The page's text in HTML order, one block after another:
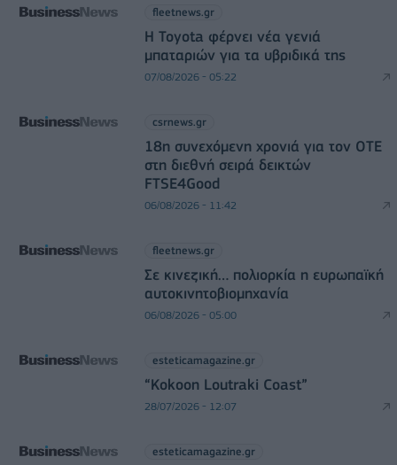
fleetnews.gr
Η Toyota φέρνει νέα γενιά
μπαταριών για τα υβριδικά της
07/08/2026 - 05:22
csrnews.gr
18η συνεχόμενη χρονιά για τον ΟΤΕ
στη διεθνή σειρά δεικτών
FTSE4Good
06/08/2026 - 11:42
fleetnews.gr
Σε κινεζική… πολιορκία η ευρωπαϊκή
αυτοκινητοβιομηχανία
06/08/2026 - 05:00
esteticamagazine.gr
“Kokoon Loutraki Coast”
28/07/2026 - 12:07
esteticamagazine.gr